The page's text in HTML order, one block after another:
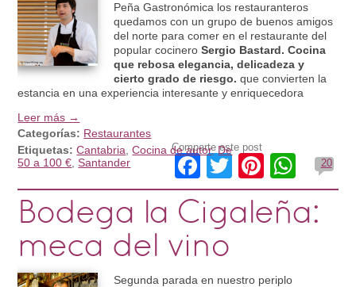
Peña Gastronómica los restauranteros
quedamos con un grupo de buenos amigos
del norte para comer en el restaurante del
popular cocineroSergio Bastard. Cocina
que rebosa elegancia, delicadeza y
cierto grado de riesgo. que convierten la
estancia en una experiencia interesante y enriquecedora
Leer más →
Categorías: Restaurantes
Etiquetas: Cantabria ,Cocina de autor,De
50 a 100 € ,Santander
Comparte este post
Facebook
Twitter 20
Bodega la Cigaleña:
meca del vino
Segunda parada en nuestro periplo